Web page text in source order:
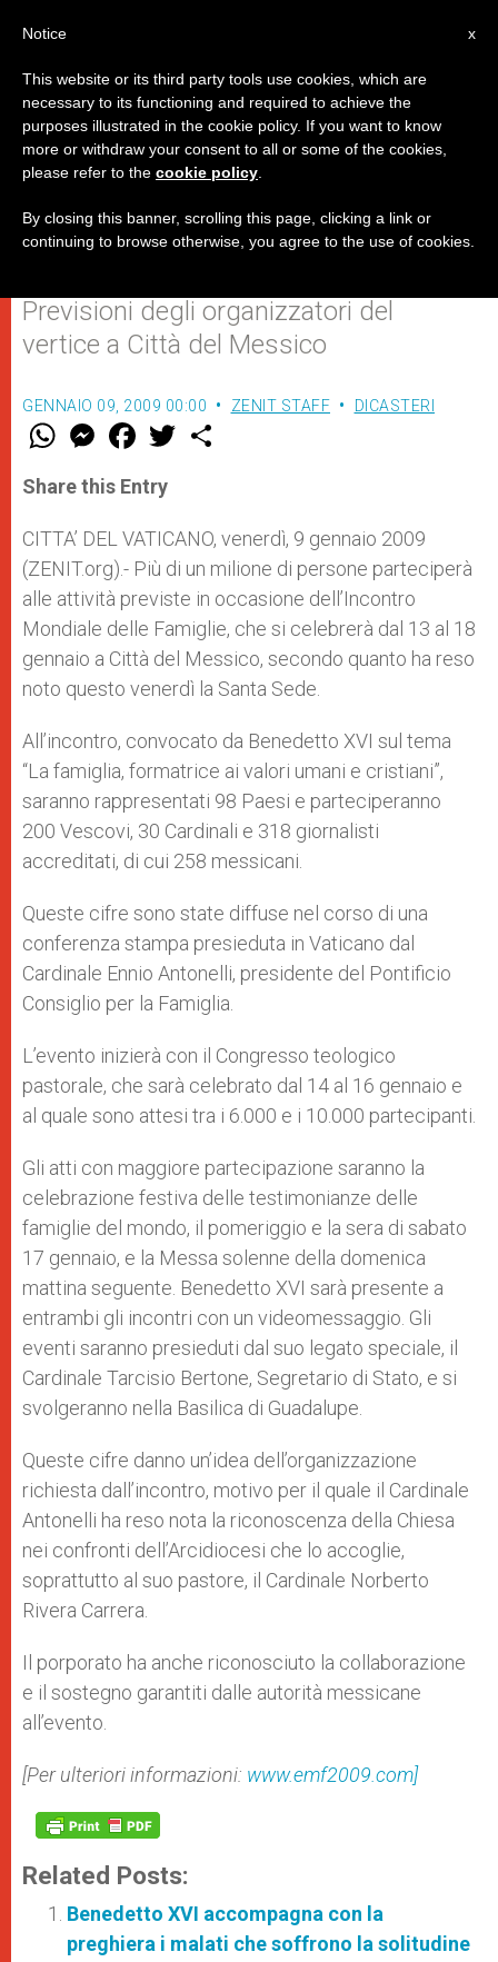
Più di un milione di persone
all'Incontro Mondiale delle
Famiglie
Previsioni degli organizzatori del
vertice a Città del Messico
GENNAIO 09, 2009 00:00 ZENIT STAFF DICASTERI
W
t
s
p
p
M
e
s
e
g
e
r
F
a
e
b
o
k
w
r
Share this Entry
CITTA’ DEL VATICANO, venerdì, 9 gennaio 2009
(ZENIT.org).- Più di un milione di persone parteciperà
alle attività previste in occasione dell’Incontro
Mondiale delle Famiglie, che si celebrerà dal 13 al 18
gennaio a Città del Messico, secondo quanto ha reso
noto questo venerdì la Santa Sede.
All’incontro, convocato da Benedetto XVI sul tema
“La famiglia, formatrice ai valori umani e cristiani”,
saranno rappresentati 98 Paesi e parteciperanno
200 Vescovi, 30 Cardinali e 318 giornalisti
accreditati, di cui 258 messicani.
Queste cifre sono state diffuse nel corso di una
conferenza stampa presieduta in Vaticano dal
Cardinale Ennio Antonelli, presidente del Pontificio
Consiglio per la Famiglia.
L’evento inizierà con il Congresso teologico
pastorale, che sarà celebrato dal 14 al 16 gennaio e
al quale sono attesi tra i 6.000 e i 10.000 partecipanti.
Gli atti con maggiore partecipazione saranno la
celebrazione festiva delle testimonianze delle
famiglie del mondo, il pomeriggio e la sera di sabato
17 gennaio, e la Messa solenne della domenica
mattina seguente. Benedetto XVI sarà presente a
entrambi gli incontri con un videomessaggio. Gli
eventi saranno presieduti dal suo legato speciale, il
Cardinale Tarcisio Bertone, Segretario di Stato, e si
svolgeranno nella Basilica di Guadalupe.
Queste cifre danno un’idea dell’organizzazione
richiesta dall’incontro, motivo per il quale il Cardinale
Antonelli ha reso nota la riconoscenza della Chiesa
nei confronti dell’Arcidiocesi che lo accoglie,
soprattutto al suo pastore, il Cardinale Norberto
Rivera Carrera.
Il porporato ha anche riconosciuto la collaborazione
e il sostegno garantiti dalle autorità messicane
all’evento.
[Per ulteriori informazioni: www.emf2009.com]
Related Posts:
Benedetto XVI accompagna con la
preghiera i malati che soffrono la solitudine
x
Notice
This website or its third party tools use cookies, which are
necessary to its functioning and required to achieve the
purposes illustrated in the cookie policy. If you want to know
more or withdraw your consent to all or some of the cookies,
please refer to the cookie policy
By closing this banner, scrolling this page, clicking a link or
continuing to browse otherwise, you agree to the use of cookies.